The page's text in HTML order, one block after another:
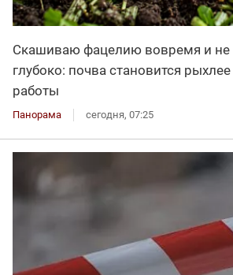
Скашиваю фацелию вовремя и
глубоко: почва становится
работы
Панорама сегодня, 07:25